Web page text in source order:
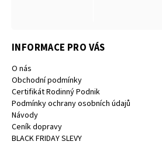
INFORMACE PRO VÁS
O nás
Obchodní podmínky
Certifikát Rodinný Podnik
Podmínky ochrany osobních údajů
Návody
Ceník dopravy
BLACK FRIDAY SLEVY